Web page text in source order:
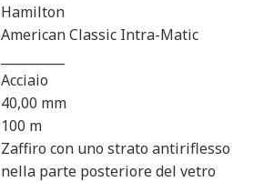
Hamilton
American Classic Intra-Matic
Acciaio
40,00 mm
100 m
Zaffiro con uno strato antiriflesso
nella parte posteriore del vetro